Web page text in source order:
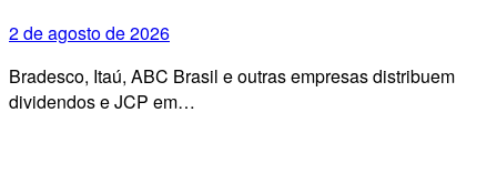
2 de agosto de 2026
Bradesco, Itaú, ABC Brasil e outras empresas distribuem
dividendos e JCP em…